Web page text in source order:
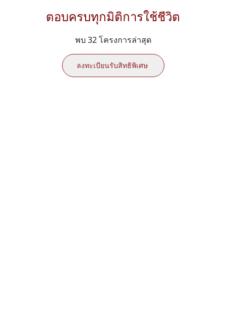
ตอบครบทุกมิติการใช้ชีวิต
พบ 32 โครงการล่าสุด
ลงทะเบียนรับสิทธิพิเศษ